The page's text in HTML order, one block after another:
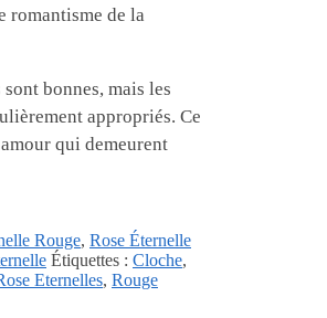
romantisme de la
bonnes, mais les
appropriés. Ce
qui demeurent
Rouge, Rose Éternelle
Étiquettes : Cloche,
Eternelles, Rouge